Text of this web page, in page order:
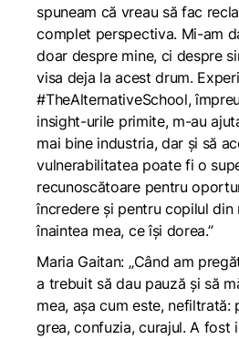
spuneam că vreau să fac
complet perspectiva. Mi-am
doar despre mine, ci despre
visa deja la acest drum.
#TheAlternativeSchool,
insight-urile primite, m-au
mai bine industria, dar și să
vulnerabilitatea poate fi o
recunoscătoare pentru
încredere și pentru copilul din
înaintea mea, ce își dorea.”
Maria Gaitan: „Când am
a trebuit să dau pauză și să
mea, așa cum este, nefiltrată:
grea, confuzia, curajul. A fost